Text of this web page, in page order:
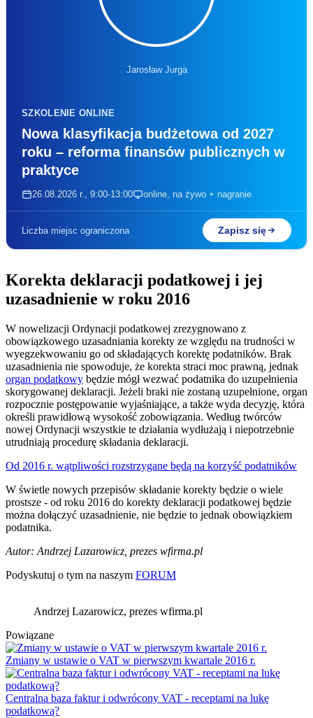
Jarosław Jurga
SZKOLENIE ONLINE
Nowa klasyfikacja budżetowa od 2027
roku – reforma finansów publicznych w
praktyce
26.08.2026 r., 9:00-13:00 online, na żywo + nagranie
Liczba miejsc ograniczona Zapisz się
Korekta deklaracji podatkowej i jej
uzasadnienie w roku 2016
W nowelizacji Ordynacji podatkowej zrezygnowano z
obowiązkowego uzasadniania korekty ze względu na trudności w
wyegzekwowaniu go od składających korektę podatników. Brak
uzasadnienia nie spowoduje, że korekta straci moc prawną, jednak
organ podatkowy będzie mógł wezwać podatnika do uzupełnienia
skorygowanej deklaracji. Jeżeli braki nie zostaną uzupełnione, organ
rozpocznie postępowanie wyjaśniające, a także wyda decyzję, która
określi prawidłową wysokość zobowiązania. Według twórców
nowej Ordynacji wszystkie te działania wydłużają i niepotrzebnie
utrudniają procedurę składania deklaracji.
Od 2016 r. wątpliwości rozstrzygane będą na korzyść podatników
W świetle nowych przepisów składanie korekty będzie o wiele
prostsze - od roku 2016 do korekty deklaracji podatkowej będzie
można dołączyć uzasadnienie, nie będzie to jednak obowiązkiem
podatnika.
Autor: Andrzej Lazarowicz, prezes wfirma.pl
Podyskutuj o tym na naszym FORUM
Andrzej Lazarowicz, prezes wfirma.pl
Powiązane
Zmiany w ustawie o VAT w pierwszym kwartale 2016 r.
Centralna baza faktur i odwrócony VAT - receptami na lukę
podatkową?